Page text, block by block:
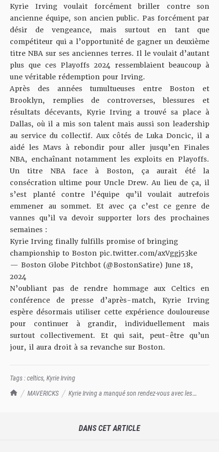
TrashTalk Actu NBA
MAVERICKS
Kyrie Irving a manqué son rendez-vous avec les
Kyrie Irving voulait forcément briller contre son
ancienne équipe, son ancien public. Pas forcément par
désir de vengeance, mais surtout en tant que
compétiteur qui a l’opportunité de gagner un deuxième
titre NBA sur ses anciennes terres. Il le voulait d’autant
plus que ces Playoffs 2024 ressemblaient beaucoup à
une véritable rédemption pour Irving.
Après des années tumultueuses entre Boston et
Brooklyn, remplies de controverses, blessures et
résultats décevants, Kyrie Irving a trouvé sa place à
Dallas, où il a mis son talent mais aussi son leadership
au service du collectif. Aux côtés de Luka Doncic, il a
aidé les Mavs à rebondir pour aller jusqu’en Finales
NBA, enchaînant notamment les exploits en Playoffs.
Un titre NBA face à Boston, ça aurait été la
consécration ultime pour Uncle Drew. Au lieu de ça, il
s’est planté contre l’équipe qu’il voulait autrefois
emmener au sommet. Et avec ça c’est ce genre de
vannes qu’il va devoir supporter lors des prochaines
semaines :
Kyrie Irving finally fulfills promise of bringing
championship to Boston pic.twitter.com/axVggj53ke
— Boston Globe Pitchbot (@BostonSatire) June 18,
2024
N’oubliant pas de rendre hommage aux Celtics en
conférence de presse d’après-match, Kyrie Irving
espère désormais utiliser cette expérience douloureuse
pour continuer à grandir, individuellement mais
surtout collectivement. Et qui sait, peut-être qu’un
jour, il aura droit à sa revanche sur Boston.
Tags :celtics, Kyrie Irving
DANS CET ARTICLE